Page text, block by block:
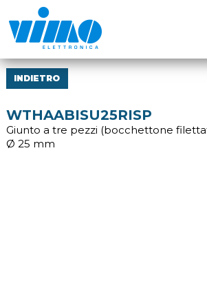
INDIETRO
WTHAABISU25RISP
Giunto a tre pezzi (bocchettone
Ø 25 mm